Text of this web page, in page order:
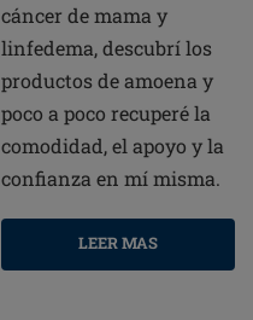
cáncer de mama y
linfedema, descubrí los
productos de amoena y
poco a poco recuperé la
comodidad, el apoyo y la
confianza en mí misma.
LEER MAS